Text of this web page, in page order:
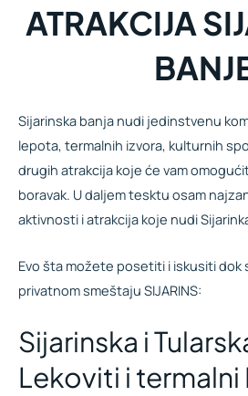
ATRAKCIJA
Sijarinska banja nudi jedinstvenu
lepota, termalnih izvora, kulturnih
drugih atrakcija koje će vam
boravak. U daljem tesktu osam
aktivnosti i atrakcija koje nudi
Evo šta možete posetiti i iskusiti dok
privatnom smeštaju SIJARINS:
Sijarinska i
Lekoviti i termalni